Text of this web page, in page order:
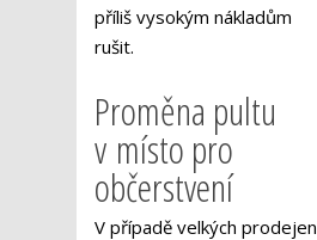
příliš vysokým nákladům
rušit.
Proměna pultu
v místo pro
občerstvení
V případě velkých prodejen